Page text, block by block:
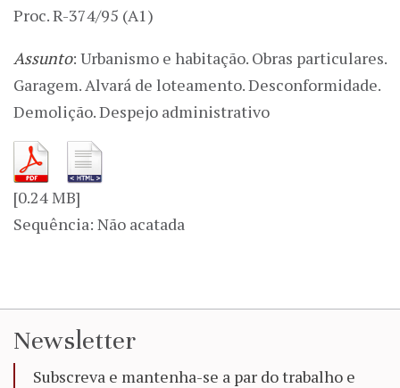
Proc. R-374/95 (A1)
Assunto: Urbanismo e habitação. Obras particulares.
Garagem. Alvará de loteamento. Desconformidade.
Demolição. Despejo administrativo
[0.24 MB]
Sequência: Não acatada
Newsletter
Subscreva e mantenha-se a par do trabalho e